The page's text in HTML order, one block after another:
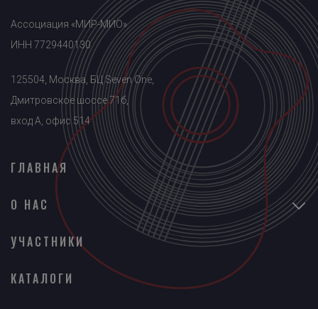
Ассоциация «МИР-МИО»
ИНН 7729440130
125504, Москва, БЦ Seven One,
Дмитровское шоссе 71б,
вход A, офис 514
ГЛАВНАЯ
О НАС
УЧАСТНИКИ
КАТАЛОГИ